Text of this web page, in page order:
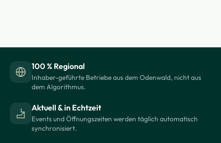
100 % Regional
Inhaber-geführte Betriebe aus dem Odenwald, nicht aus
dem Algorithmus.
Aktuell & in Echtzeit
Events und Öffnungszeiten werden täglich automatisch
synchronisiert.